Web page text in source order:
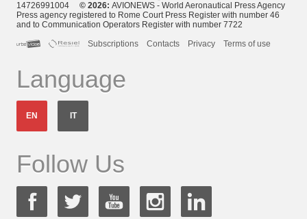
14726991004 © 2026: AVIONEWS - World Aeronautical Press Agency
Press agency registered to Rome Court Press Register with number 46
and to Communication Operators Register with number 7722
Subscriptions
Contacts Privacy Terms of use
Language
EN IT
Follow Us